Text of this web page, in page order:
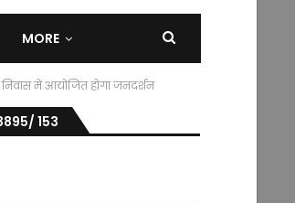
MORE
निवास में आयोजित होगा जनदर्शन
153